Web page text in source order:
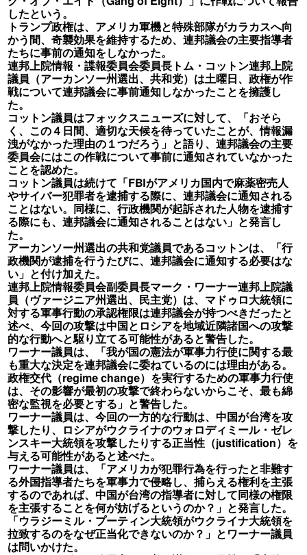
したという。
トランプ政権は、アメリカ軍機と特殊部隊がカラカスへ向
かう間、奇襲効果を維持するため、連邦議会の主要指導者
たちに事前の通知をしなかった。
連邦上院情報・諜報委員会委員長トム・コットン連邦上院
議員（アーカンソー州選出、共和党）は土曜日、政権が作
戦について連邦議会に事前通知しなかったことを擁護し
た。
コットン議員はフォックスニューズに対して、「おそら
く、この４日間、適切な天候を待っていたことが、情報漏
洩がなかった理由の１つだろう」と語り、連邦議会の主要
委員会にはこの作戦について事前に通知されていなかった
ことを認めた。
コットン議員は続けて「FBIがアメリカ国内で麻薬密売人
やサイバー犯罪者を逮捕する際に、連邦議会に通知される
ことはない。同様に、行政機関が起訴された人物を逮捕す
る際にも、連邦議会に通知されることはない」と発言し
た。
アーカンソー州選出の共和党議員であるコットンは、「行
政機関が逮捕を行うたびに、連邦議会に通知する必要はな
い」と付け加えた。
連邦上院情報委員会副委員長マーク・ワーナー連邦上院議
員（ヴァージニア州選出、民主党）は、マドゥロ大統領に
対する軍事行動の承認権限は連邦議会が持つべきだったと
述べ、今回の攻撃は中国とロシアを地域近隣諸国への攻撃
的な行動へと駆り立てる可能性があると警告した。
ワーナー議員は、「我が国の憲法が軍事力行使に関する最
も重大な決定を連邦議会に委ねているのには理由がある。
政権交代（regime change）を実行するための軍事力行使
は、その影響が最初の攻撃で終わらないからこそ、最も綿
密な監視を必要とする」と警告した。
ワーナー議員は、今回の一方的な行動は、中国が台湾を攻
撃したり、ロシアがウクライナのウォロディミール・ゼレ
ンスキー大統領を攻撃したりする正当性（justification）を
与える可能性があると述べた。
ワーナー議員は、「アメリカが犯罪行為を行ったと非難す
る外国指導者たちを軍事力で侵略し、捕らえる権利を主張
するのであれば、中国が台湾の指導者に対して同様の権限
を主張することを何が妨げるというのか？」と発言した。
「ウラジーミル・プーティン大統領がウクライナ大統領を
拉致するのをなぜ正当化できないのか？」とワーナー議員
は問いかけた。